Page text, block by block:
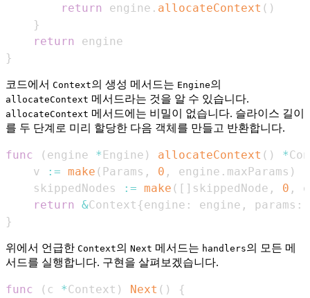
return
engine . allocateContext ( )
}
return
}
코드에서 Context의 생성 메서드는 Engine의
allocateContext 메서드라는 것을 알 수 있습니다.
allocateContext 메서드에는 비밀이 없습니다. 슬라이스 길이
를 두 단계로 미리 할당한 다음 객체를 만들고 반환합니다.
func ( engine * Engine ) allocateContext ( ) *
    v
:= make ( Params , 0 , engine . maxParams )
    skippedNodes
:= make ( [ ] skippedNode , 0 ,
return
&Context {engine : engine , params :
}
위에서 언급한 Context의 Next 메서드는 handlers의 모든 메
서드를 실행합니다. 구현을 살펴보겠습니다.
func ( c *Context ) Next ( )
{